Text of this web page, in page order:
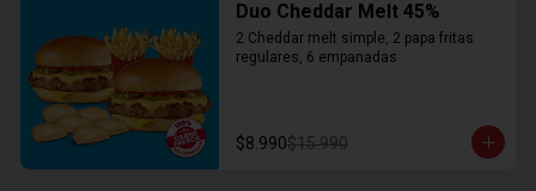
Duo Cheddar Melt 45%
2 Cheddar melt simple, 2 papa fritas
regulares, 6 empanadas
$8.990$15.990